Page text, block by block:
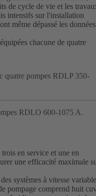
de cycle de vie et les
intensifs sur l'installation
même dépassé les données
chacune de quatre
quatre pompes RDLP 350-
RDLO 600-1075 A.
en service et une en
une efficacité maximale
systèmes à vitesse variable
pompage comprend huit